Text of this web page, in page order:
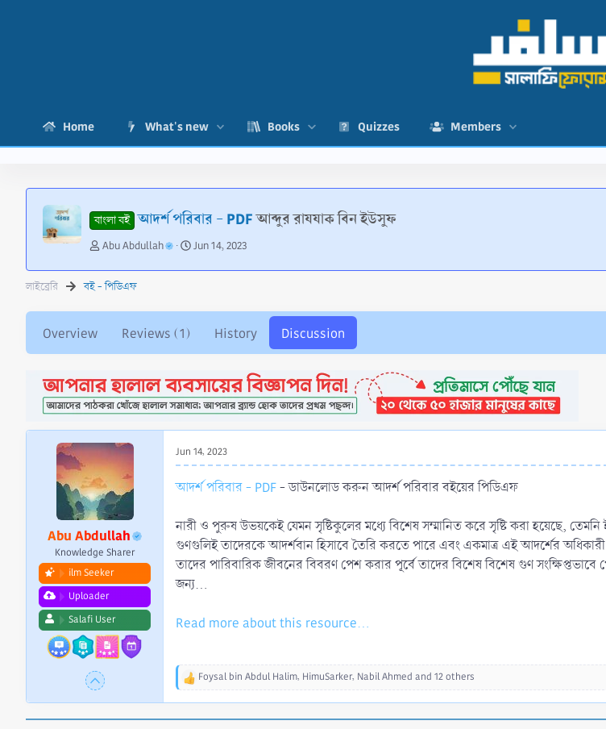
Home What's new Books Quizzes Members
বাংলা বই আদর্শ পরিবার - PDFআব্দুর রাযযাক বিন ইউসুফ
T
r
e
t
r
t
e
r
Abu Abdullah
S
a
t
Jun 14, 2023
লাইব্রেরি বই - পিডিএফ
Overview Reviews (1) History Discussion
Abu Abdullah
Knowledge Sharer
ilm Seeker
Uploader
Salafi User
Jun 14, 2023
আদর্শ পরিবার - PDF- ডাউনলোড করুন আদর্শ পরিবার বইয়ের পিডিএফ
নারী ও পুরুষ উভয়কেই যেমন সৃষ্টিকুলের মধ্যে বিশেষ সম্মানিত করে সৃষ্টি করা হয়েছে,
গুণগুলিই তাদেরকে আদর্শবান হিসাবে তৈরি করতে পারে এবং একমাত্র এই আদর্শের
তাদের পারিবারিক জীবনের বিবরণ পেশ করার পূর্বে তাদের বিশেষ বিশেষ গুণ
জন্য...
Read more about this resource...
R
Foysal bin Abdul Halim, HimuSarker, Nabil Ahmed and 12 others